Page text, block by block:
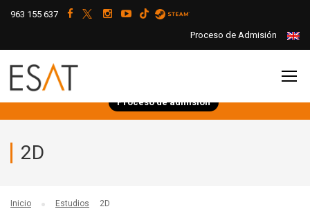
Proceso de admisión
963 155 637
Proceso de Admisión
2D
Inicio Estudios 2D